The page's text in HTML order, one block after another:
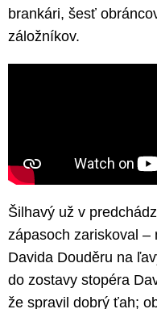
brankári, šesť
záložníkov.
Šilhavý už v
zápasoch zariskoval –
Davida Douděru na
do zostavy stopéra
že spravil dobrý ťah;